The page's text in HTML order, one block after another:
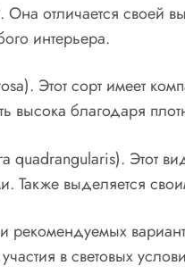
отличается своей
интерьера.
Этот сорт имеет
благодаря
Этот
Также выделяется
в световых